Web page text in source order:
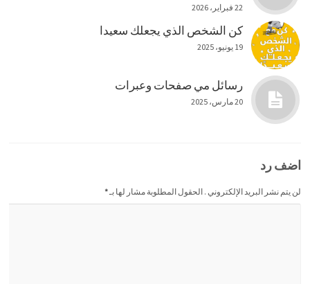
22 فبراير، 2026
كن الشخص الذي يجعلك سعيدا
19 يونيو، 2025
رسائل مي صفحات وعبرات
20 مارس، 2025
اضف رد
لن يتم نشر البريد الإلكتروني . الحقول المطلوبة مشار لها بـ*